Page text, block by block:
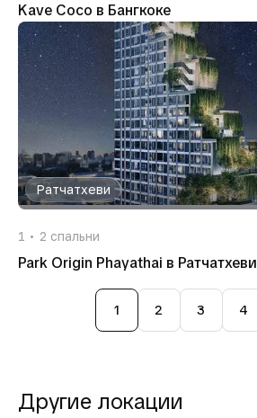
Kave Coco в Бангкоке
Ратчатхеви
1 2 спальни
Park Origin Phayathai в Ратчатхеви
1 2 3 4
Другие локации